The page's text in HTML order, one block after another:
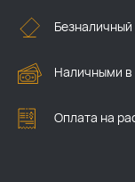
Безналичный
Наличными
Оплата на